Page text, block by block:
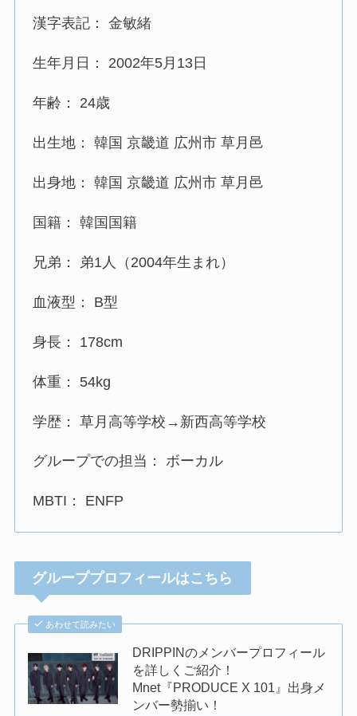
漢字表記： 金敏緒
生年月日： 2002年5月13日
年齢： 24歳
出生地： 韓国 京畿道 広州市 草月邑
出身地： 韓国 京畿道 広州市 草月邑
国籍： 韓国国籍
兄弟： 弟1人（2004年生まれ）
血液型： B型
身長： 178cm
体重： 54kg
学歴： 草月高等学校→新西高等学校
グループでの担当： ボーカル
MBTI： ENFP
グループプロフィールはこちら
あわせて読みたい
DRIPPINのメンバープロフィール
を詳しくご紹介！
Mnet『PRODUCE X 101』出身メ
ンバー勢揃い！